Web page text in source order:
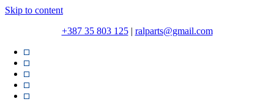
Skip to content
+387 35 803 125| ralparts@gmail.com